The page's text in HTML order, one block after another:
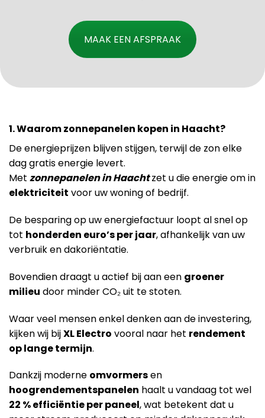
MAAK EEN AFSPRAAK
1. Waarom zonnepanelen kopen in Haacht?
De energieprijzen blijven stijgen, terwijl de zon elke
dag gratis energie levert.
Met zonnepanelen in Haachtzet u die energie om in
elektriciteit voor uw woning of bedrijf.
De besparing op uw energiefactuur loopt al snel op
tot honderden euro’s per jaar, afhankelijk van uw
verbruik en dakoriëntatie.
Bovendien draagt u actief bij aan een groener
milieu door minder CO₂ uit te stoten.
Waar veel mensen enkel denken aan de investering,
kijken wij bijXL Electro vooral naar het rendement
op lange termijn.
Dankzij moderne omvormersen
hoogrendementspanelen haalt u vandaag tot wel
22 % efficiëntie per paneel, wat betekent dat u